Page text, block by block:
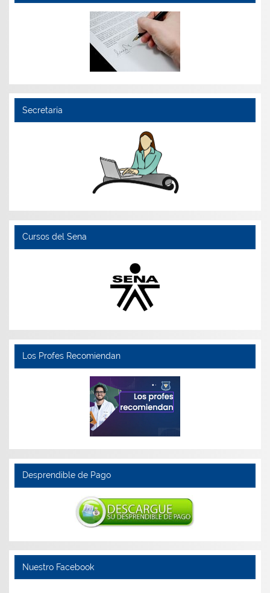
Secretaría
Cursos del Sena
Los Profes Recomiendan
Desprendible de Pago
Nuestro Facebook